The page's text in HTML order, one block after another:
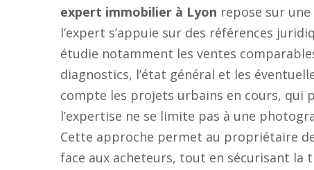
expert immobilier à Lyon repose sur
l’expert s’appuie sur des références
étudie notamment les ventes
diagnostics, l’état général et les
compte les projets urbains en cours, qui
l’expertise ne se limite pas à une
Cette approche permet au propriétaire
face aux acheteurs, tout en sécurisant la